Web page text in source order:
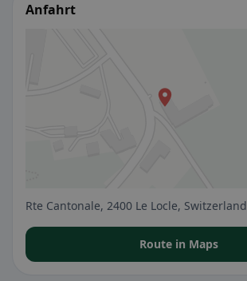
Anfahrt
Rte Cantonale, 2400 Le Locle, Switzerland
Route in Maps